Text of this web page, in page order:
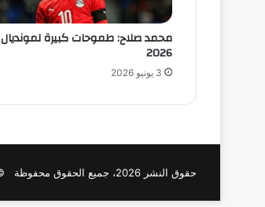
محمد صلاح: طموحات كبيرة لمونديال
2026
3 يونيو 2026
حقوق النشر 2026، جميع الحقوق محفوظة © نبأ مصر